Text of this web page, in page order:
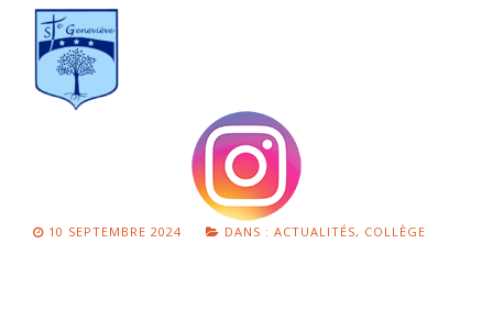
10 SEPTEMBRE 2024 DANS : ACTUALITÉS, COLLÈGE